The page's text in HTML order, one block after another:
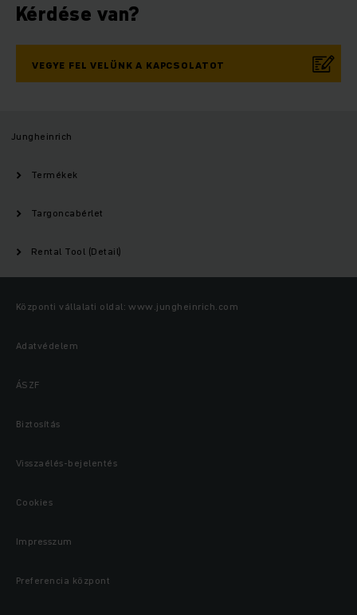
Kérdése van?
VEGYE FEL VELÜNK A KAPCSOLATOT
Jungheinrich
Termékek
Targoncabérlet
Rental Tool (Detail)
Központi vállalati oldal: www.jungheinrich.com
Adatvédelem
ÁSZF
Biztosítás
Visszaélés-bejelentés
Cookies
Impresszum
Preferencia központ